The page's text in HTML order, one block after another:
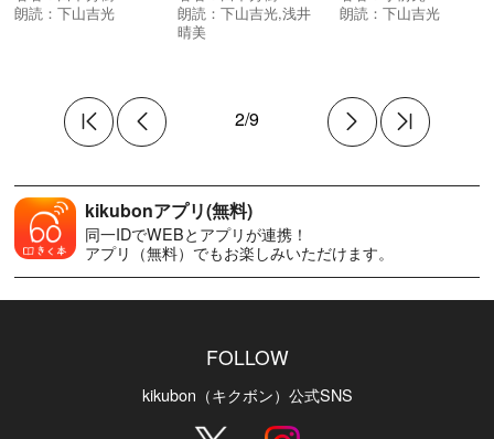
朗読：下山吉光
朗読： 下山吉光,浅井
晴美
朗読：下山吉光
2/9
kikubonアプリ(無料)
同一IDでWEBとアプリが連携！
アプリ（無料）でもお楽しみいただけます。
FOLLOW
kikubon（キクボン）公式SNS